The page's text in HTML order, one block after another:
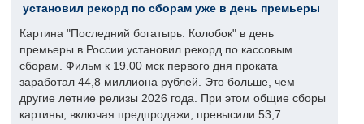
установил рекорд по сборам уже в день премьеры
Картина "Последний богатырь. Колобок" в день
премьеры в России установил рекорд по кассовым
сборам. Фильм к 19.00 мск первого дня проката
заработал 44,8 миллиона рублей. Это больше, чем
другие летние релизы 2026 года. При этом общие сборы
картины, включая предпродажи, превысили 53,7